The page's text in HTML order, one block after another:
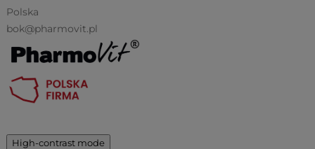
Polska
bok@pharmovit.pl
High-contrast mode